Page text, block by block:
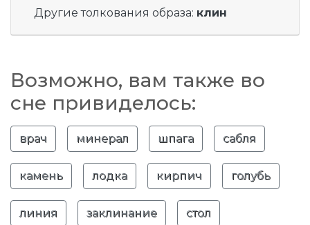
Другие толкования образа: клин
Возможно, вам также во
сне привиделось:
врач минерал шпага сабля
камень лодка кирпич голубь
линия заклинание стол